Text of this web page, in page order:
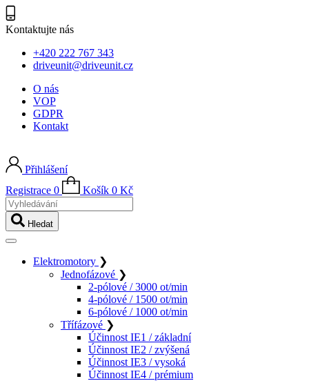
Kontaktujte nás
+420 222 767 343
driveunit@driveunit.cz
O nás
VOP
GDPR
Kontakt
Přihlášení
Registrace 0 Košík 0 Kč
Vyhledávání
Hledat
Elektromotory ❯
Jednofázové ❯
2-pólové / 3000 ot/min
4-pólové / 1500 ot/min
6-pólové / 1000 ot/min
Třífázové ❯
Účinnost IE1 / základní
Účinnost IE2 / zvýšená
Účinnost IE3 / vysoká
Účinnost IE4 / prémium